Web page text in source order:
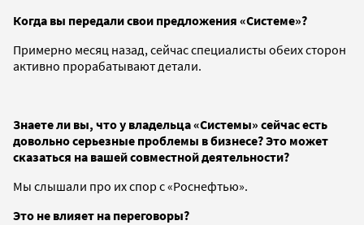
Когда вы передали свои предложения «Системе»?
Примерно месяц назад, сейчас специалисты обеих сторон
активно прорабатывают детали.
Знаете ли вы, что у владельца «Системы» сейчас есть
довольно серьезные проблемы в бизнесе? Это может
сказаться на вашей совместной деятельности?
Мы слышали про их спор с «Роснефтью».
Это не влияет на переговоры?